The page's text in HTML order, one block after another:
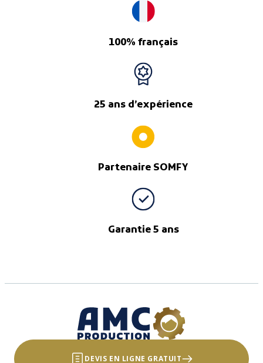
100% français
25 ans d’expérience
Partenaire SOMFY
Garantie 5 ans
DEVIS EN LIGNE GRATUIT